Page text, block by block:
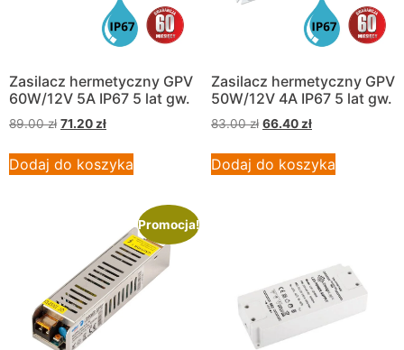
Zasilacz hermetyczny GPV
60W/12V 5A IP67 5 lat gw.
89.00zł 71.20 zł
Dodaj do koszyka
Zasilacz hermetyczny GPV
50W/12V 4A IP67 5 lat gw.
83.00zł 66.40 zł
Dodaj do koszyka
Promocja!